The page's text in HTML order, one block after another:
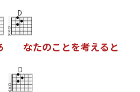
D
なたのこ とを考える と
D